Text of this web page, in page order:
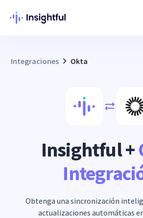
Integraciones Okta
Insightful +
Obtenga una sincronización
actualizaciones automáticas